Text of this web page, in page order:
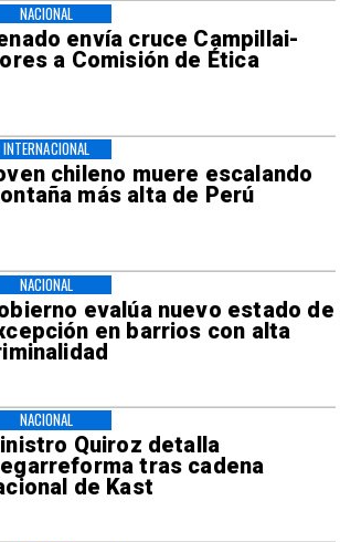
envía cruce Campillai-
a Comisión de Ética
NACIONAL
chileno muere escalando
más alta de Perú
INTERNACIONAL
evalúa nuevo estado de
en barrios con alta
NACIONAL
Quiroz detalla
tras cadena
de Kast
NACIONAL